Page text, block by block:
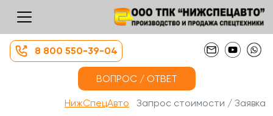
8 800 550-39-04
ВОПРОС / ОТВЕТ
НижСпецАвто Запрос стоимости / Заявка